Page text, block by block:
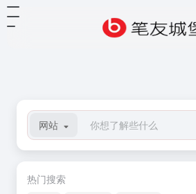
网站
热门搜索